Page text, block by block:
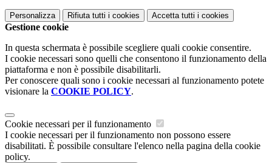
Personalizza Rifiuta tutti i cookies Accetta tutti i cookies
Gestione cookie
In questa schermata è possibile scegliere quali cookie consentire.
I cookie necessari sono quelli che consentono il funzionamento della
piattaforma e non è possibile disabilitarli.
Per conoscere quali sono i cookie necessari al funzionamento potete
visionare la COOKIE POLICY.
Cookie necessari per il funzionamento
I cookie necessari per il funzionamento non possono essere
disabilitati. È possibile consultare l'elenco nella pagina della cookie
policy.